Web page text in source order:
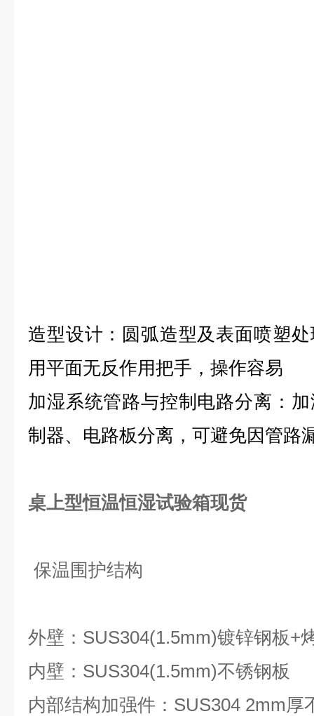
造型设计：圆弧造型及表面喷塑
用平面无反作用把手，操作容易
加湿系统管路与控制电路分离：
制器、电路板分离，可避免因管路
桌上型恒温恒湿试验箱现货
保温围护结构
外壁： SUS304(1.5mm)镀锌钢板+
内壁：SUS304(1.5mm)不锈钢板
内部结构加强件：SUS304 2mm厚